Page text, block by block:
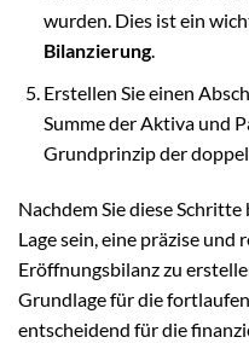
wurden. Dies ist ein
Bilanzierung.
Erstellen Sie einen
Summe der Aktiva und
Grundprinzip der
Nachdem Sie diese
Lage sein, eine präzise
Eröffnungsbilanz zu
Grundlage für die
entscheidend für die